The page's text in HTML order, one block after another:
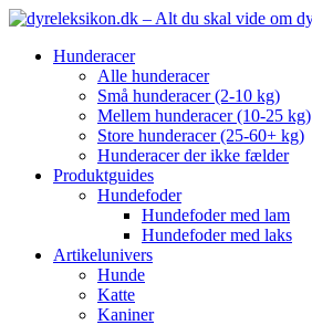
Hunderacer
Alle hunderacer
Små hunderacer (2-10 kg)
Mellem hunderacer (10-25 kg)
Store hunderacer (25-60+ kg)
Hunderacer der ikke fælder
Produktguides
Hundefoder
Hundefoder med lam
Hundefoder med laks
Artikelunivers
Hunde
Katte
Kaniner